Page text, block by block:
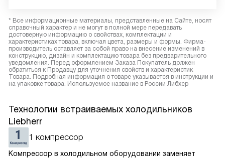
* Все информационные материалы, представленные на Сайте, носят
справочный характер и не могут в полной мере передавать
достоверную информацию о свойствах, комплектации и
характеристиках товара, включая цвета, размеры и формы. Фирма-
производитель оставляет за собой право на внесение изменений в
конструкцию, дизайн и комплектацию товара без предварительного
уведомления. Перед оформлением Заказа Покупатель должен
обратиться к Продавцу для уточнения свойств и характеристик
Товара. Подробная информация о товаре указывается в инструкции и
на упаковке товара. Используемое название в России Либхер
Технологии встраиваемых холодильников
Liebherr
1 компрессор
Компрессор в холодильном оборудовании заменяет